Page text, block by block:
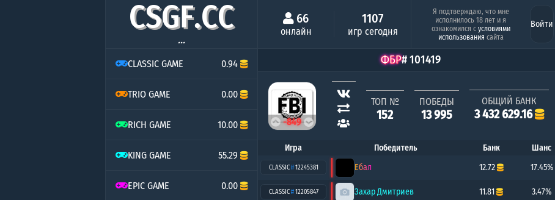
CSGF.CC
...
CLASSIC GAME 0.94
TRIO GAME 0.00
RICH GAME 10.00
KING GAME 55.29
EPIC GAME 0.00
66
онлайн
1107
игр сегодня
Минимальный шанс
Люся
0.28%
-1кк
Я подтверждаю, что мне
исполнилось 18 лет и я
ознакомился с условиями
использования сайта
Войти
ФБР# 101419
-849
ТОП №
152
ПОБЕДЫ
13 995
ОБЩИЙ БАНК
3 432 629.16
Игра Победитель Банк Шанс
CLASSIC#12245381 Ебал 12.72 17.45%
CLASSIC#12205847 Захар Дмитриев 11.81 3.47%